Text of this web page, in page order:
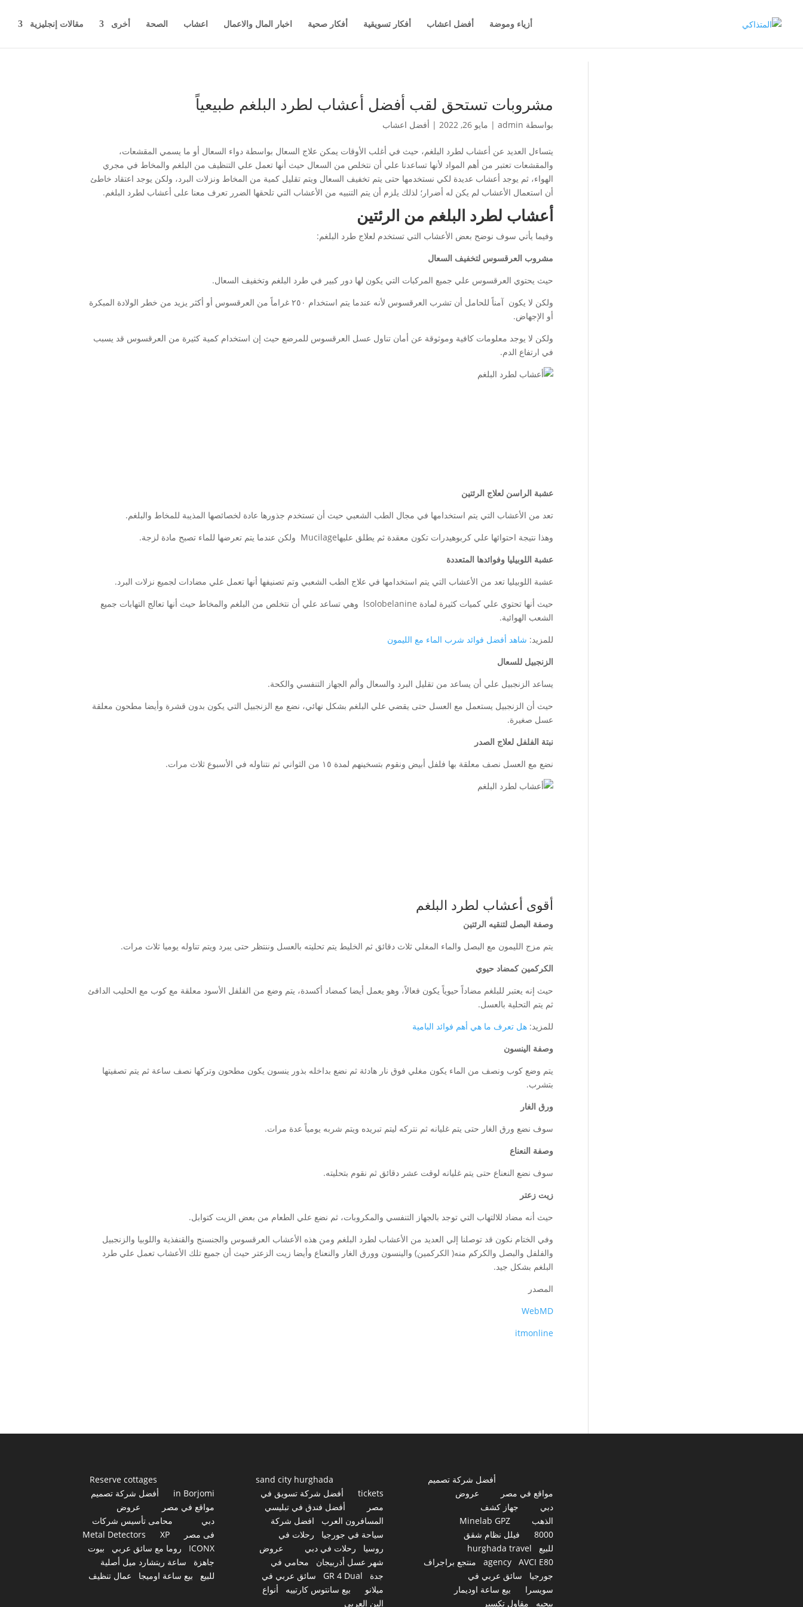
أزياء وموضة أفضل اعشاب أفكار تسويقية أفكار صحية اخبار المال والاعمال اعشاب الصحة أخرى مقالات إنجليزية
مشروبات تستحق لقب أفضل أعشاب لطرد البلغم طبيعياً
بواسطة admin
| مايو 26, 2022 | أفضل اعشاب
يتساءل العديد عن أعشاب لطرد البلغم، حيث في أغلب الأوقات يمكن علاج السعال بواسطة دواء السعال أو ما يسمي المقشعات،
والمقشعات تعتبر من أهم المواد لأنها تساعدنا علي أن نتخلص من السعال حيث أنها تعمل علي التنظيف من البلغم والمخاط في مجري
الهواء، ثم يوجد أعشاب عديدة لكي نستخدمها حتى يتم تخفيف السعال ويتم تقليل كمية من المخاط ونزلات البرد، ولكن يوجد اعتقاد خاطئ
أن استعمال الأعشاب لم يكن له أضرار؛ لذلك يلزم أن يتم التنبيه من الأعشاب التي تلحقها الضرر تعرف معنا على أعشاب لطرد البلغم.
أعشاب لطرد البلغم من الرئتين
وفيما يأتي سوف نوضح بعض الأعشاب التي تستخدم لعلاج طرد البلغم:
مشروب العرقسوس لتخفيف السعال
حيث يحتوي العرقسوس علي جميع المركبات التي يكون لها دور كبير في طرد البلغم وتخفيف السعال.
ولكن لا يكون آمناً للحامل أن تشرب العرقسوس لأنه عندما يتم استخدام ٢٥٠ غراماً من العرقسوس أو أكثر يزيد من خطر الولادة المبكرة
أو الإجهاض.
ولكن لا يوجد معلومات كافية وموثوقة عن أمان تناول عسل العرقسوس للمرضع حيث إن استخدام كمية كثيرة من العرقسوس قد يسبب
في ارتفاع الدم.
عشبة الراسن لعلاج الرئتين
تعد من الأعشاب التي يتم استخدامها في مجال الطب الشعبي حيث أن تستخدم جذورها عادة لخصائصها المذيبة للمخاط والبلغم.
وهذا نتيجة احتوائها علي كربوهيدرات تكون معقدة ثم يطلق عليهاMucilage ولكن عندما يتم تعرضها للماء تصبح مادة لزجة.
عشبة اللوبيليا وفوائدها المتعددة
عشبة اللوبيليا تعد من الأعشاب التي يتم استخدامها في علاج الطب الشعبي وتم تصنيفها أنها تعمل علي مضادات لجميع نزلات البرد.
حيث أنها تحتوي علي كميات كثيرة لمادة lsolobelanine وهي تساعد علي أن نتخلص من البلغم والمخاط حيث أنها تعالج التهابات جميع
الشعب الهوائية.
للمزيد: شاهد أفضل فوائد شرب الماء مع الليمون
الزنجبيل للسعال
يساعد الزنجبيل علي أن يساعد من تقليل البرد والسعال وألم الجهاز التنفسي والكحة.
حيث أن الزنجبيل يستعمل مع العسل حتى يقضي علي البلغم بشكل نهائي، نضع مع الزنجبيل التي يكون بدون قشرة وأيضا مطحون معلقة
عسل صغيرة.
نبتة الفلفل لعلاج الصدر
نضع مع العسل نصف معلقة بها فلفل أبيض ونقوم بتسخينهم لمدة ١٥ من الثواني ثم نتناوله في الأسبوع ثلاث مرات.
أقوى أعشاب لطرد البلغم
وصفة البصل لتنقيه الرئتين
يتم مزج الليمون مع البصل والماء المغلي ثلاث دقائق ثم الخليط يتم تحليته بالعسل وننتظر حتى يبرد ويتم تناوله يوميا ثلاث مرات.
الكركمين كمضاد حيوي
حيث إنه يعتبر للبلغم مضاداً حيوياً يكون فعالاً، وهو يعمل أيضا كمضاد أكسدة، يتم وضع من الفلفل الأسود معلقة مع كوب مع الحليب الدافئ
ثم يتم التحلية بالعسل.
للمزيد: هل تعرف ما هي أهم فوائد البامية
وصفة الينسون
يتم وضع كوب ونصف من الماء يكون مغلي فوق نار هادئة ثم نضع بداخله بذور ينسون يكون مطحون وتركها نصف ساعة ثم يتم تصفيتها
بتشرب.
ورق الغار
سوف نضع ورق الغار حتى يتم غليانه ثم نتركه ليتم تبريده ويتم شربه يومياً عدة مرات.
وصفة النعناع
سوف نضع النعناع حتى يتم غليانه لوقت عشر دقائق ثم نقوم بتحليته.
زيت زعتر
حيث أنه مضاد للالتهاب التي توجد بالجهاز التنفسي والمكروبات، ثم نضع علي الطعام من بعض الزيت كتوابل.
وفي الختام نكون قد توصلنا إلي العديد من الأعشاب لطرد البلغم ومن هذه الأعشاب العرقسوس والجنسنج والقنفذية واللوبيا والزنجبيل
والفلفل والبصل والكركم منه( الكركمين) والينسون وورق الغار والنعناع وأيضا زيت الزعتر حيث أن جميع تلك الأعشاب تعمل علي طرد
البلغم بشكل جيد.
المصدر
WebMD
itmonline
Reserve cottages
in Borjomi
أفضل شركة تصميم
مواقع في مصر
عروض
دبي
محامى تأسيس شركات
فى مصر
Metal Detectors
XP
ICONX
روما مع سائق عربي
بيوت
جاهزة
ساعة ريتشارد ميل أصلية
للبيع
بيع ساعة اوميجا عمال تنظيف
sand city hurghada
tickets
أفضل شركة تسويق في
مصر
أفضل فندق في تبليسي
المسافرون العرب
افضل شركة
سياحة في جورجيا
رحلات في
روسيا
رحلات في دبي
عروض
شهر عسل أذربيجان
محامي في
جدة
GR 4 Dual
سائق عربي في
ميلانو
بيع سانتوس كارتييه
أنواع
البن العربي
أفضل شركة تصميم
مواقع في مصر
عروض
دبي
جهاز كشف
الذهب
Minelab GPZ
8000
فيلل نظام شقق
للبيع
hurghada travel
agency
AVCI E80
منتجع براجراف
جورجيا
سائق عربي في
سويسرا
بيع ساعة اوديمار
بيجيه
مقاول تكسير